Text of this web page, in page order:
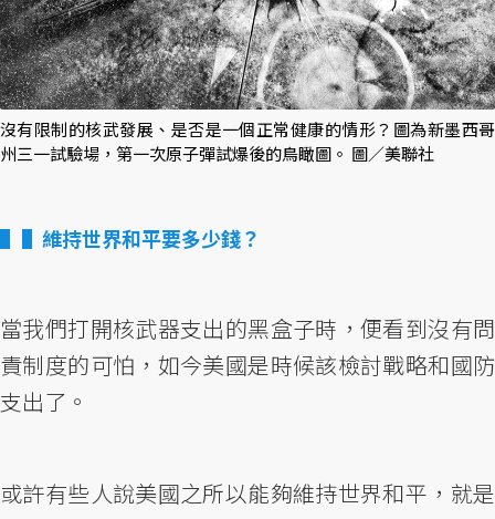
沒有限制的核武發展、是否是一個正常健康的情形？圖為新墨西哥
州三一試驗場，第一次原子彈試爆後的鳥瞰圖。 圖／美聯社
▌維持世界和平要多少錢？
當我們打開核武器支出的黑盒子時，便看到沒有問
責制度的可怕，如今美國是時候該檢討戰略和國防
支出了。
或許有些人說美國之所以能夠維持世界和平，就是